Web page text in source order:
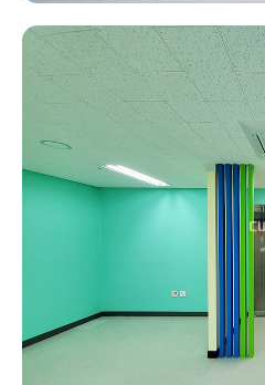
동탄 금강펜테리움 타워 30평 사무실 인
Posted on 2021년 1월 1일by